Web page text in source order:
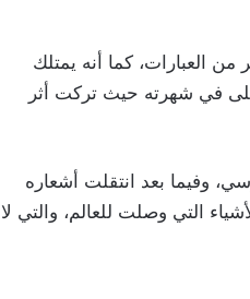
من العبارات، كما أنه يمتلك
في شهرته حيث تركت أثر
وفيما بعد انتقلت أشعاره
التي وصلت للعالم، والتي لا